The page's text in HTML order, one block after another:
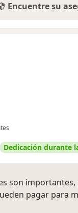
Encuentre su
Dedicación durante
son
pagar para